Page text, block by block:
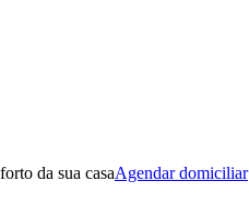
da sua casaAgendar domiciliar